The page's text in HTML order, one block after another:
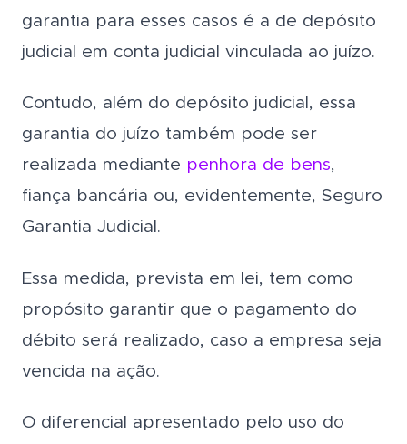
garantia para esses casos é a de depósito
judicial em conta judicial vinculada ao juízo.
Contudo, além do depósito judicial, essa
garantia do juízo também pode ser
realizada mediante penhora de bens,
fiança bancária ou, evidentemente, Seguro
Garantia Judicial.
Essa medida, prevista em lei, tem como
propósito garantir que o pagamento do
débito será realizado, caso a empresa seja
vencida na ação.
O diferencial apresentado pelo uso do